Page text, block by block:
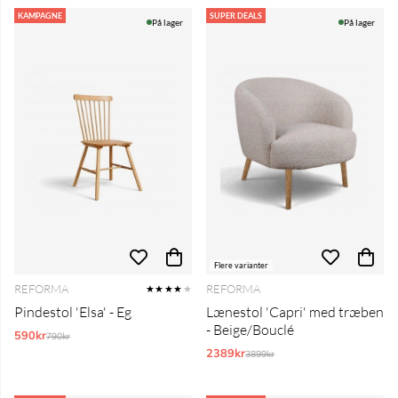
KAMPAGNE
På lager
REFORMA ★★★★ ★
Pindestol 'Elsa' - Eg
590krNormalpris:
790kr
SUPER DEALS
Flere varianter
På lager
REFORMA
Lænestol 'Capri' med træben
- Beige/Bouclé
2389krNormalpris:
3899kr